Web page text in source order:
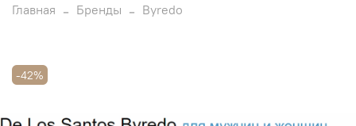
Главная Бренды Byredo
-42%